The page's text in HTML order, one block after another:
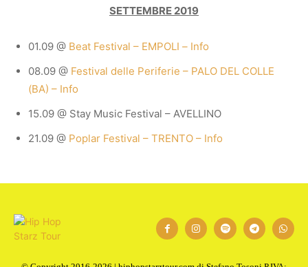
SETTEMBRE 2019
01.09 @ Beat Festival – EMPOLI – Info
08.09 @ Festival delle Periferie – PALO DEL COLLE
(BA) – Info
15.09 @ Stay Music Festival – AVELLINO
21.09 @ Poplar Festival – TRENTO – Info